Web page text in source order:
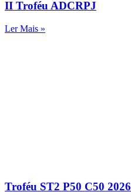
II Troféu ADCRPJ
Ler Mais »
Troféu ST2 P50 C50 2026